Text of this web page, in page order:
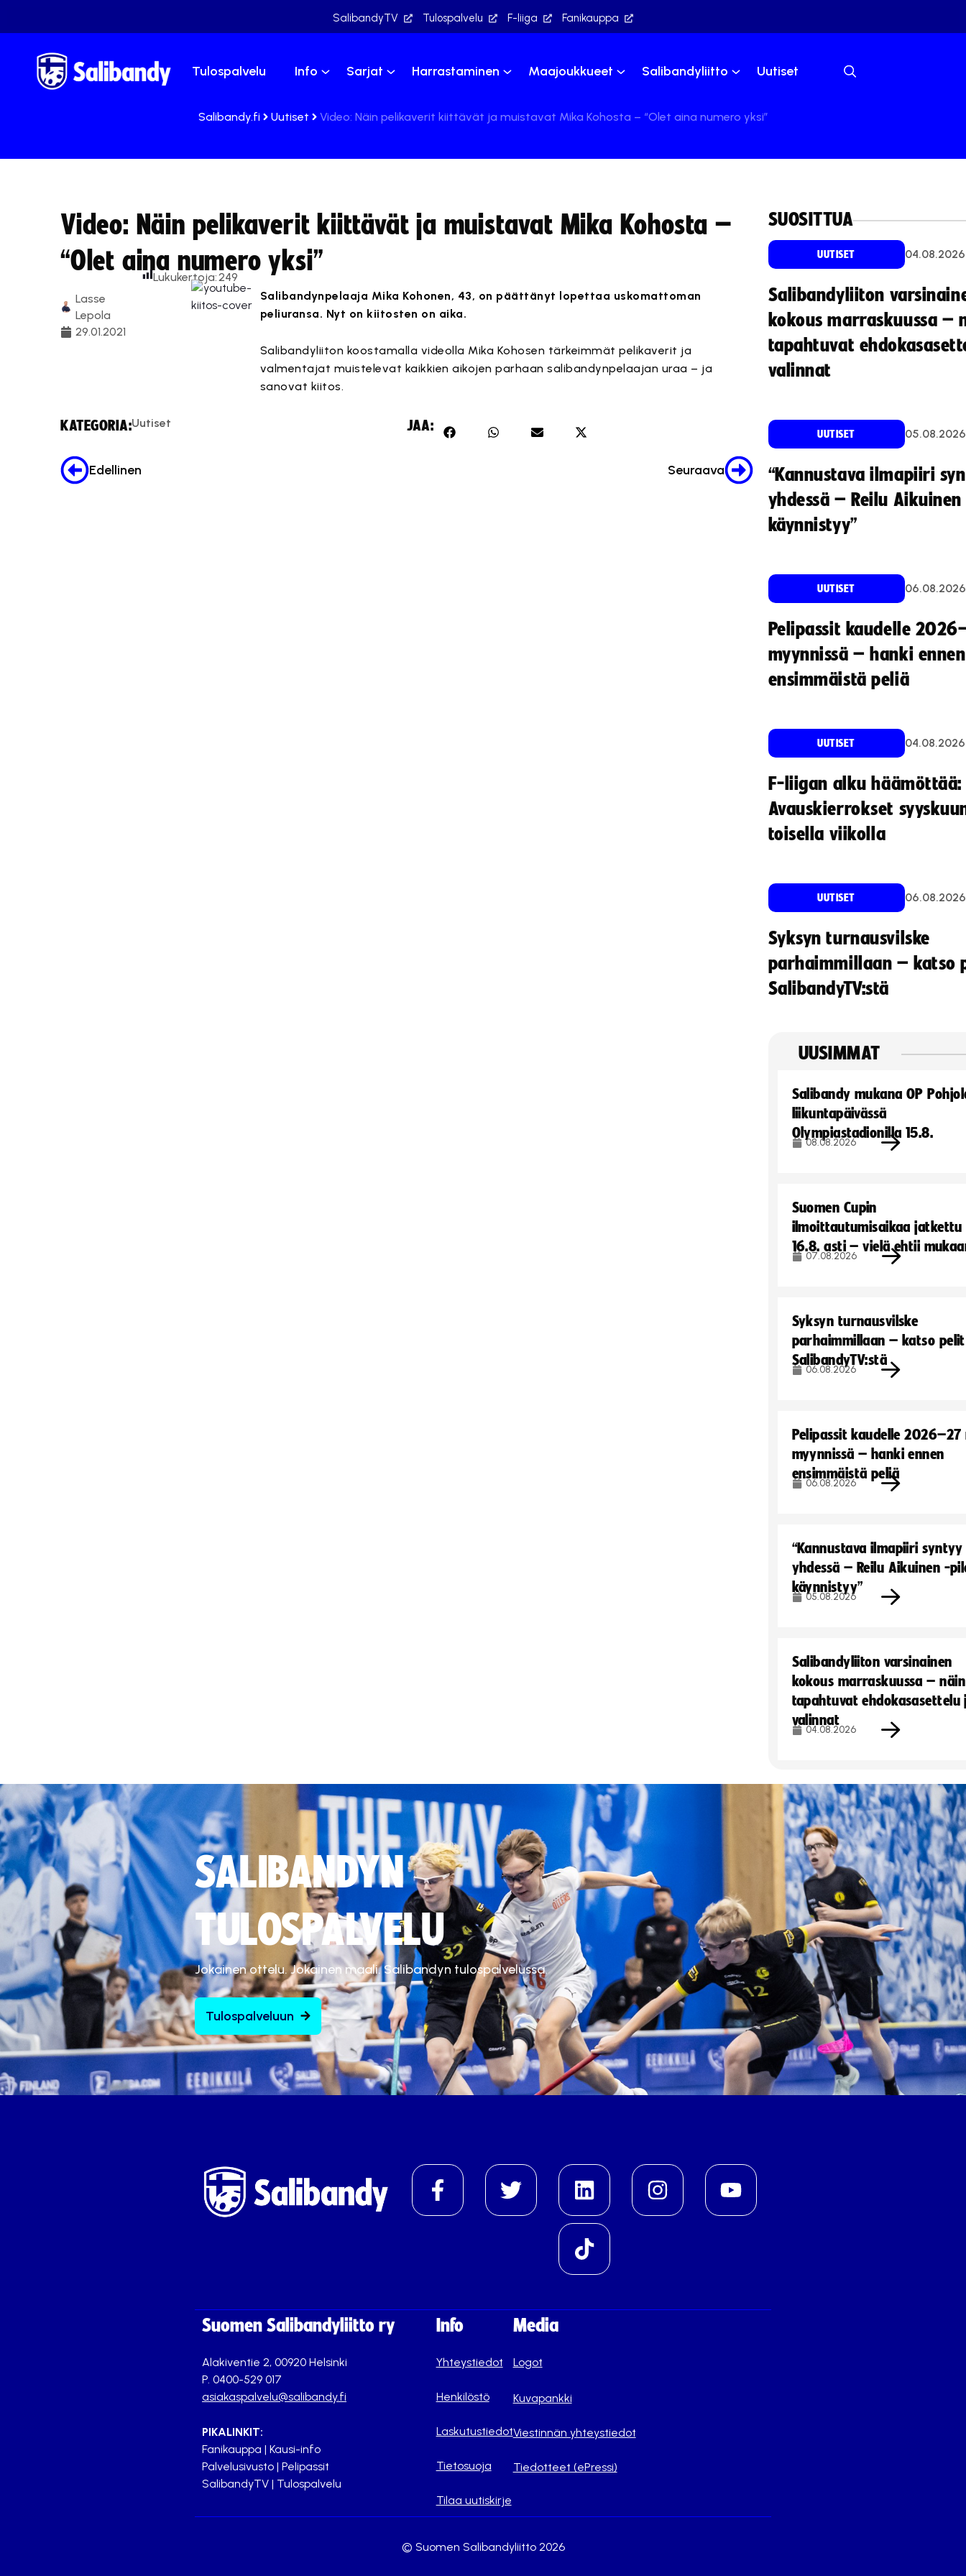
SalibandyTV Tulospalvelu F-liiga Fanikauppa
Tulospalvelu Info Sarjat Harrastaminen Maajoukkueet Salibandyliitto Uutiset
Salibandy.fi Uutiset Video: Näin pelikaverit kiittävät ja muistavat Mika Kohosta – “Olet aina numero yksi”
Video: Näin pelikaverit kiittävät ja muistavat Mika Kohosta –
“Olet aina numero yksi”
Lasse
Lepola
29.01.2021
Lukukertoja:249
Salibandynpelaaja Mika Kohonen, 43, on päättänyt lopettaa uskomattoman
peliuransa. Nyt on kiitosten on aika.
Salibandyliiton koostamalla videolla Mika Kohosen tärkeimmät pelikaverit ja
valmentajat muistelevat kaikkien aikojen parhaan salibandynpelaajan uraa – ja
sanovat kiitos.
Hyväksy markkinointievästeet
KATEGORIA:Uutiset JAA:
Edellinen Seuraava
SUOSITTUA
UUTISET 04.08.2026
Salibandyliiton
kokous marraskuussa –
tapahtuvat
valinnat
UUTISET 05.08.2026
“Kannustava ilmapiiri
yhdessä – Reilu
käynnistyy”
UUTISET 06.08.2026
Pelipassit kaudelle
myynnissä – hanki ennen
ensimmäistä peliä
UUTISET 04.08.2026
F-liigan alku häämöttää:
Avauskierrokset
toisella viikolla
UUTISET 06.08.2026
Syksyn turnausvilske
parhaimmillaan – katso
SalibandyTV:stä
UUSIMMAT
Salibandy mukana OP
liikuntapäivässä
Olympiastadionilla 15.8.
08.08.2026
Suomen Cupin
ilmoittautumisaikaa jatkettu
16.8. asti – vielä ehtii
07.08.2026
Syksyn turnausvilske
parhaimmillaan – katso pelit
SalibandyTV:stä
06.08.2026
Pelipassit kaudelle
myynnissä – hanki ennen
ensimmäistä peliä
06.08.2026
“Kannustava ilmapiiri syntyy
yhdessä – Reilu Aikuinen -
käynnistyy”
05.08.2026
Salibandyliiton varsinainen
kokous marraskuussa – näin
tapahtuvat ehdokasasettelu
valinnat
04.08.2026
SALIBANDYN
TULOSPALVELU
Jokainen ottelu. Jokainen maali. Salibandyn tulospalvelussa.
Tulospalveluun
Suomen Salibandyliitto ry
Alakiventie 2, 00920 Helsinki
P. 0400-529 017
asiakaspalvelu@salibandy.fi
PIKALINKIT:
Fanikauppa | Kausi-info
Palvelusivusto | Pelipassit
SalibandyTV | Tulospalvelu
Info
Yhteystiedot
Henkilöstö
Laskutustiedot
Tietosuoja
Tilaa uutiskirje
Media
Logot
Kuvapankki
Viestinnän yhteystiedot
Tiedotteet (ePressi)
© Suomen Salibandyliitto 2026